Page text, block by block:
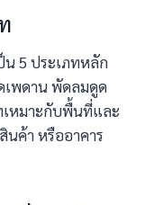
5 ประเภทหลัก
พดาน พัดลมดูด
เหมาะกับพื้นที่และ
นค้า หรืออาคาร